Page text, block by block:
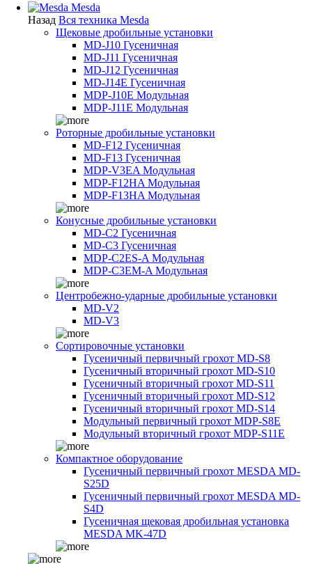
Mesda
Назад Вся техника Mesda
Щековые дробильные установки
MD-J10 Гусеничная
MD-J11 Гусеничная
MD-J12 Гусеничная
MD-J14E Гусеничная
MDP-J10E Модульная
MDP-J11E Модульная
Роторные дробильные установки
MD-F12 Гусеничная
MD-F13 Гусеничная
MDP-V3EA Модульная
MDP-F12HA Модульная
MDP-F13HA Модульная
Конусные дробильные установки
MD-C2 Гусеничная
MD-C3 Гусеничная
MDP-C2ES-A Модульная
MDP-C3EM-A Модульная
Центробежно-ударные дробильные установки
MD-V2
MD-V3
Сортировочные установки
Гусеничный первичный грохот MD-S8
Гусеничный вторичный грохот MD-S10
Гусеничный вторичный грохот MD-S11
Гусеничный вторичный грохот MD-S12
Гусеничный вторичный грохот MD-S14
Модульный первичный грохот MDP-S8E
Модульный вторичный грохот MDP-S11E
Компактное оборудование
Гусеничный первичный грохот MESDA MD-
S25D
Гусеничный первичный грохот MESDA MD-
S4D
Гусеничная щековая дробильная установка
MESDA MK-47D